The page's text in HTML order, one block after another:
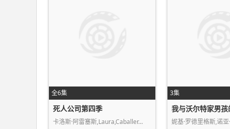
全6集
死人公司第四季
卡洛斯·阿雷塞斯,Laura,Caballer…
3集